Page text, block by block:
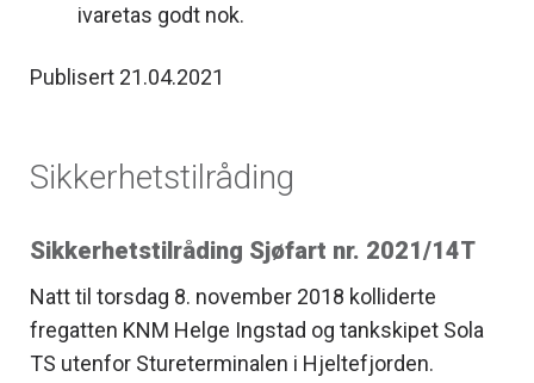
ivaretas godt nok.
Publisert 21.04.2021
Sikkerhetstilråding
Sikkerhetstilråding Sjøfart nr. 2021/14T
Natt til torsdag 8. november 2018 kolliderte
fregatten KNM Helge Ingstad og tankskipet Sola
TS utenfor Stureterminalen i Hjeltefjorden.